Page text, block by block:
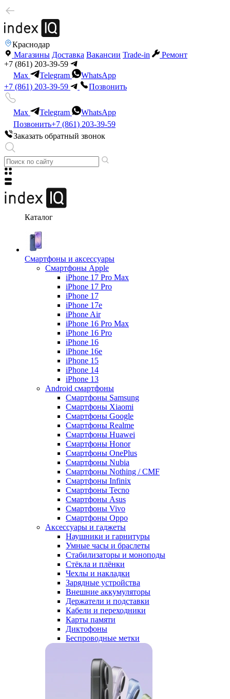
Краснодар
Магазины Доставка Вакансии Trade-in
Ремонт
+7 (861) 203-39-59
Max
Telegram
WhatsApp
+7 (861) 203-39-59
Позвонить
Max Telegram
WhatsApp
Позвонить+7 (861) 203-39-59
Заказать обратный звонок
Каталог
Смартфоны и аксессуары
Смартфоны Apple
iPhone 17 Pro Max
iPhone 17 Pro
iPhone 17
iPhone 17e
iPhone Air
iPhone 16 Pro Max
iPhone 16 Pro
iPhone 16
iPhone 16e
iPhone 15
iPhone 14
iPhone 13
Android cмартфоны
Смартфоны Samsung
Смартфоны Xiaomi
Смартфоны Google
Смартфоны Realme
Смартфоны Huawei
Смартфоны Honor
Смартфоны OnePlus
Смартфоны Nubia
Смартфоны Nothing / CMF
Смартфоны Infinix
Смартфоны Tecno
Смартфоны Asus
Смартфоны Vivo
Смартфоны Oppo
Аксессуары и гаджеты
Наушники и гарнитуры
Умные часы и браслеты
Стабилизаторы и моноподы
Стёкла и плёнки
Чехлы и накладки
Зарядные устройства
Внешние аккумуляторы
Держатели и подставки
Кабели и переходники
Карты памяти
Диктофоны
Беспроводные метки